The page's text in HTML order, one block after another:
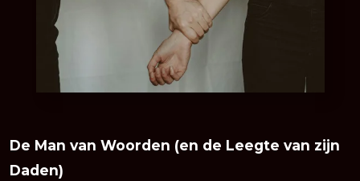
De Man van Woorden (en de Leegte van zijn
Daden)